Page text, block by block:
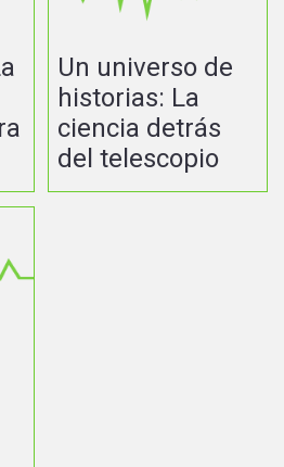
Un universo de
historias: La
ciencia detrás
del telescopio